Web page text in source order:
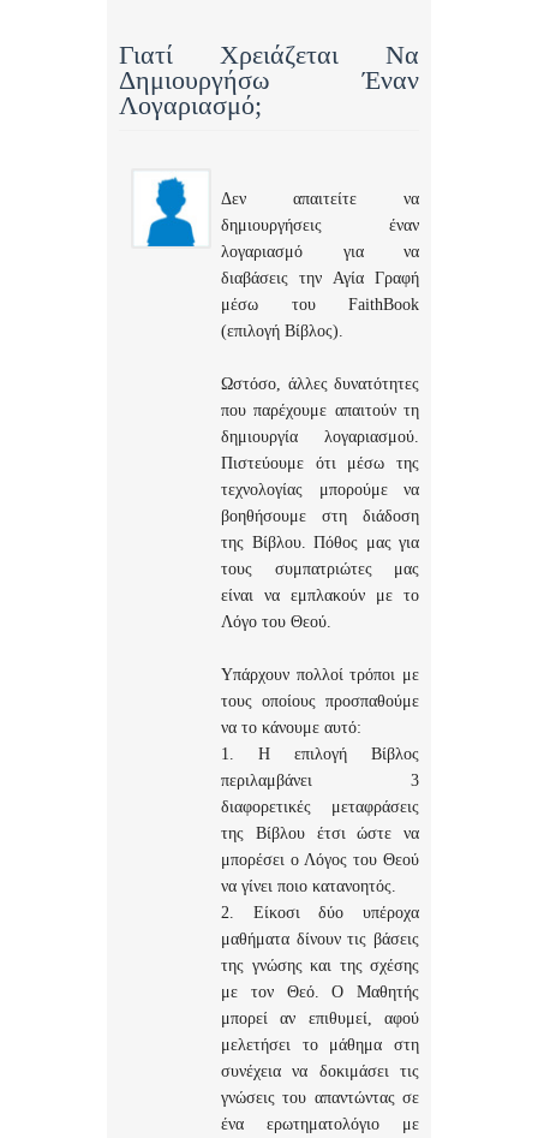
Γιατί Χρειάζεται Να
Δημιουργήσω Έναν
Λογαριασμό;
Δεν απαιτείτε να
δημιουργήσεις έναν
λογαριασμό για να
διαβάσεις την Αγία Γραφή
μέσω του FaithBook
(επιλογή Βίβλος).
Ωστόσο, άλλες δυνατότητες
που παρέχουμε απαιτούν τη
δημιουργία λογαριασμού.
Πιστεύουμε ότι μέσω της
τεχνολογίας μπορούμε να
βοηθήσουμε στη διάδοση
της Βίβλου. Πόθος μας για
τους συμπατριώτες μας
είναι να εμπλακούν με το
Λόγο του Θεού.
Υπάρχουν πολλοί τρόποι με
τους οποίους προσπαθούμε
να το κάνουμε αυτό:
1. Η επιλογή Βίβλος
περιλαμβάνει 3
διαφορετικές μεταφράσεις
της Βίβλου έτσι ώστε να
μπορέσει ο Λόγος του Θεού
να γίνει ποιο κατανοητός.
2. Είκοσι δύο υπέροχα
μαθήματα δίνουν τις βάσεις
της γνώσης και της σχέσης
με τον Θεό. Ο Μαθητής
μπορεί αν επιθυμεί, αφού
μελετήσει το μάθημα στη
συνέχεια να δοκιμάσει τις
γνώσεις του απαντώντας σε
ένα ερωτηματολόγιο με